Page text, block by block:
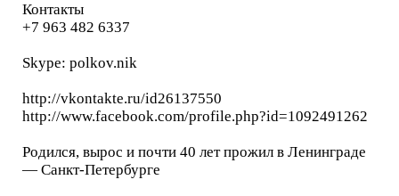
Контакты
+7 963 482 6337
Skype: polkov.nik
http://vkontakte.ru/id26137550
http://www.facebook.com/profile.php?id=1092491262
Родился, вырос и почти 40 лет прожил в Ленинграде
— Санкт-Петербурге